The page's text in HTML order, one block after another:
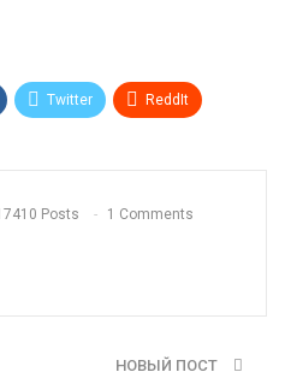
Twitter ReddIt
Posts 1 Comments
НОВЫЙ ПОСТ